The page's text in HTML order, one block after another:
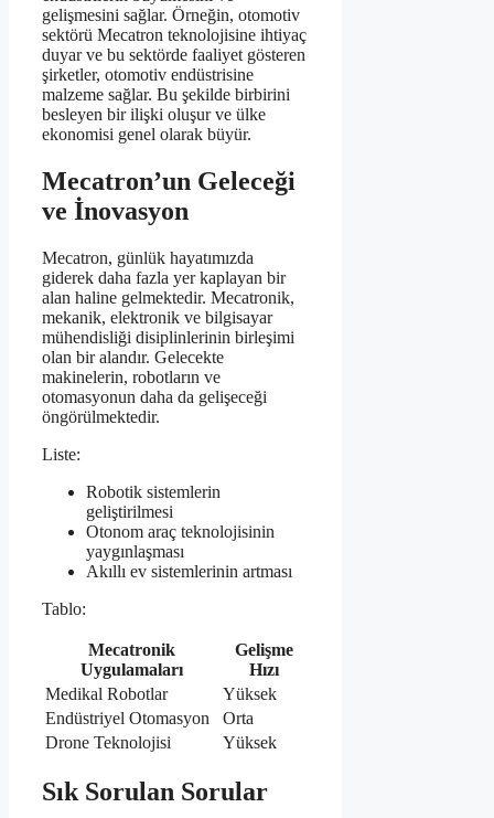
gelişmesini sağlar. Örneğin, otomotiv
sektörü Mecatron teknolojisine ihtiyaç
duyar ve bu sektörde faaliyet gösteren
şirketler, otomotiv endüstrisine
malzeme sağlar. Bu şekilde birbirini
besleyen bir ilişki oluşur ve ülke
ekonomisi genel olarak büyür.
Mecatron’un Geleceği
ve İnovasyon
Mecatron, günlük hayatımızda
giderek daha fazla yer kaplayan bir
alan haline gelmektedir. Mecatronik,
mekanik, elektronik ve bilgisayar
mühendisliği disiplinlerinin birleşimi
olan bir alandır. Gelecekte
makinelerin, robotların ve
otomasyonun daha da gelişeceği
öngörülmektedir.
Liste:
Robotik sistemlerin
geliştirilmesi
Otonom araç teknolojisinin
yaygınlaşması
Akıllı ev sistemlerinin artması
Tablo:
Mecatronik
Uygulamaları
Gelişme
Hızı
Medikal Robotlar
Yüksek
Endüstriyel Otomasyon
Orta
Drone Teknolojisi
Yüksek
Sık Sorulan Sorular